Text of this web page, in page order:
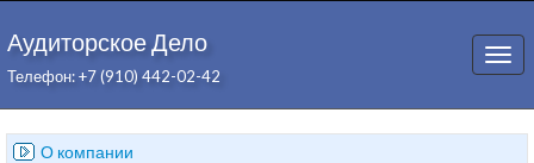
Аудиторское Дело
Телефон: +7 (910) 442-02-42
О компании